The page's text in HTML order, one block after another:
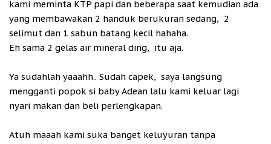
kami meminta KTP papi dan beberapa saat kemudian ada
yang membawakan 2 handuk berukuran sedang, 2
selimut dan 1 sabun batang kecil hahaha.
Eh sama 2 gelas air mineral ding, itu aja.
Ya sudahlah yaaahh.. Sudah capek, saya langsung
mengganti popok si baby Adean lalu kami keluar lagi
nyari makan dan beli perlengkapan.
Atuh maaah kami suka banget keluyuran tanpa